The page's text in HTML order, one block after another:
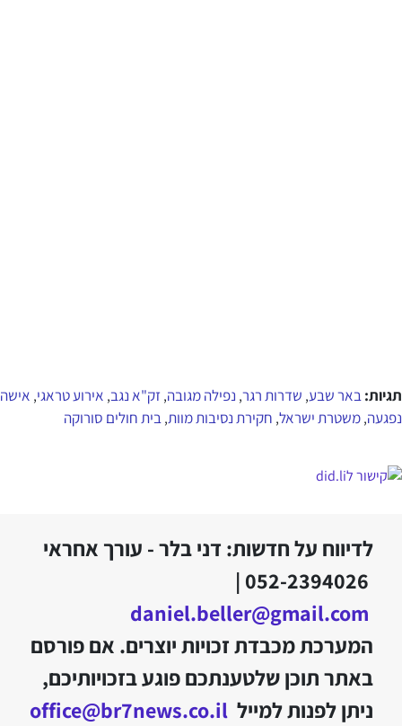
תגיות:באר שבע, שדרות רגר, נפילה מגובה,זק"א נגב, אירוע טראגי, אישה
נפגעה,משטרת ישראל, חקירת נסיבות מוות,בית חולים סורוקה
לדיווח על חדשות: דני בלר - עורך אחראי
052-2394026 |
daniel.beller@gmail.com
המערכת מכבדת זכויות יוצרים. אם פורסם
באתר תוכן שלטענתכם פוגע בזכויותיכם,
ניתן לפנות למייל office@br7news.co.il